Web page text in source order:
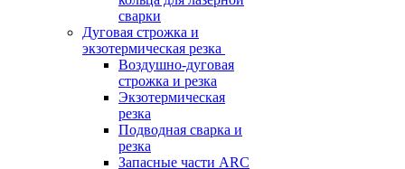
сварки
Дуговая строжка и
экзотермическая резка
Воздушно-дуговая
строжка и резка
Экзотермическая
резка
Подводная сварка и
резка
Запасные части ARC